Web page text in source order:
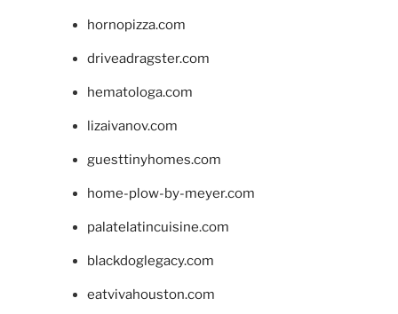
hornopizza.com
driveadragster.com
hematologa.com
lizaivanov.com
guesttinyhomes.com
home-plow-by-meyer.com
palatelatincuisine.com
blackdoglegacy.com
eatvivahouston.com